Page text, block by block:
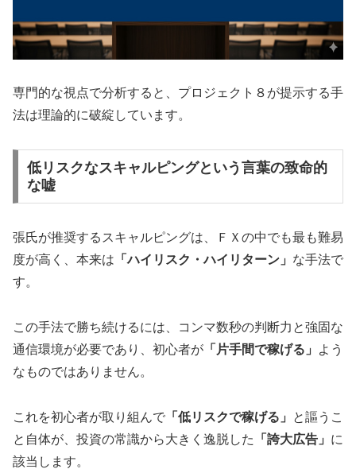
専門的な視点で分析すると、プロジェクト８が提示する手
法は理論的に破綻しています。
低リスクなスキャルピングという言葉の致命的
な嘘
張氏が推奨するスキャルピングは、ＦＸの中でも最も難易
度が高く、本来は 「ハイリスク・ハイリターン」 な手法で
す。
この手法で勝ち続けるには、コンマ数秒の判断力と強固な
通信環境が必要であり、初心者が 「片手間で稼げる」
よう
なものではありません。
これを初心者が取り組んで 「低リスクで稼げる」
と謳うこ
と自体が、投資の常識から大きく逸脱した
「誇大広告」 に
該当します。